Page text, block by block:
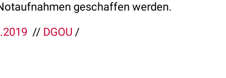
geschaffen werden.
// DGOU /